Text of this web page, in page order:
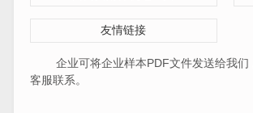
友情链接
企业可将企业样本PDF文件发送给我们
客服联系。